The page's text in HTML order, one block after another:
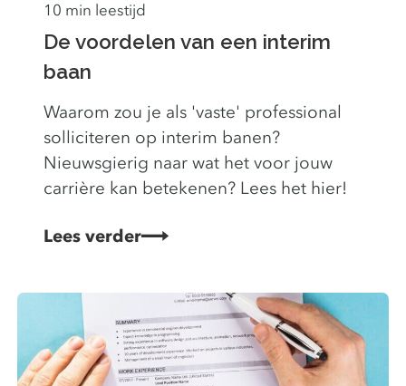
10 min leestijd
De voordelen van een interim
baan
Waarom zou je als 'vaste' professional
solliciteren op interim banen?
Nieuwsgierig naar wat het voor jouw
carrière kan betekenen? Lees het hier!
Lees verder